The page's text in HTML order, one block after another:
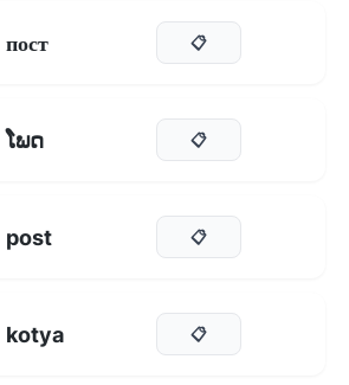
пост 📋
ໂພດ 📋
post 📋
kotya 📋